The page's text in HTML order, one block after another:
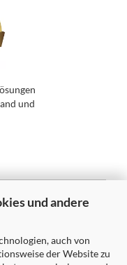
und andere
auch von
der Website zu
und